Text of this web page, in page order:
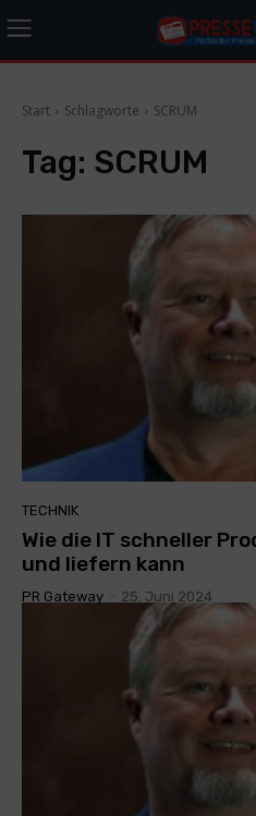
Start Schlagworte SCRUM
Tag: SCRUM
TECHNIK
Wie die IT schneller
und liefern kann
PR Gateway 25. Juni 2024